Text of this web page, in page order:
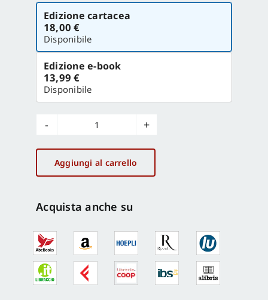
Scegli
versione
Edizione cartacea
18,00 €
Disponibile
Edizione e-book
13,99 €
Disponibile
La
musica
Barocca
nei
della
amministrativa
quantità
Aggiungi al carrello
Acquista anche su